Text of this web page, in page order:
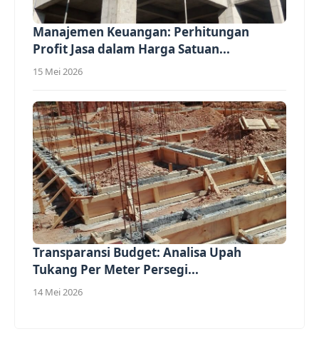
Manajemen Keuangan: Perhitungan
Profit Jasa dalam Harga Satuan...
15 Mei 2026
Transparansi Budget: Analisa Upah
Tukang Per Meter Persegi...
14 Mei 2026